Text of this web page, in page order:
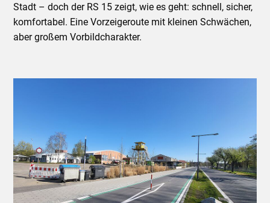
Stadt – doch der RS 15 zeigt, wie es geht: schnell, sicher,
komfortabel. Eine Vorzeigeroute mit kleinen Schwächen,
aber großem Vorbildcharakter.